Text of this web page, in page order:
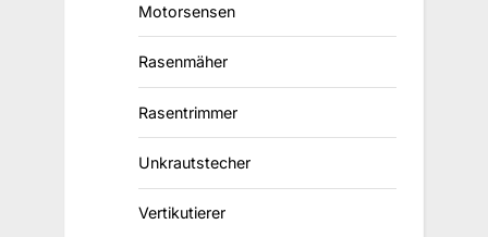
Motorsensen
Rasenmäher
Rasentrimmer
Unkrautstecher
Vertikutierer